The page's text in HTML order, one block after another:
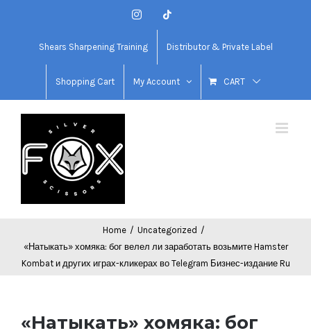
Instagram
Shears Sharpening Training Distributor & Private Label
Shopping Cart My Account CART
Home / Uncategorized /
«Натыкать» хомяка: бог велел ли заработать возьмите Hamster
Kombat и других играх-кликерах во Telegram Бизнес-издание Ru
«Натыкать» хомяка: бог